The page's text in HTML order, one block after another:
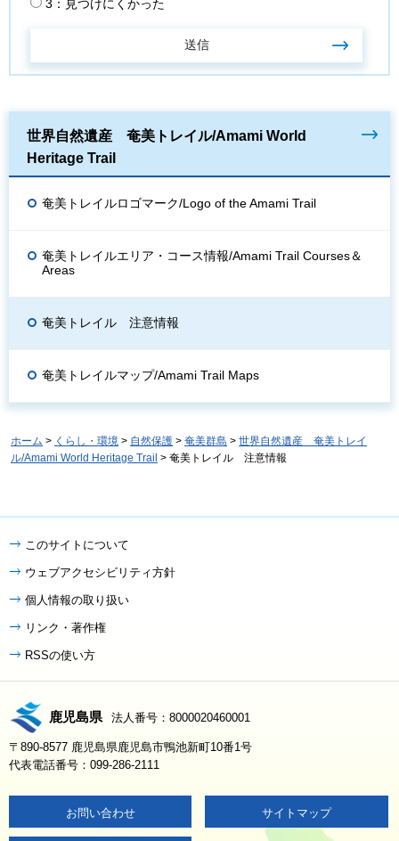
3：見つけにくかった
世界自然遺産 奄美トレイル/Amami World
Heritage Trail
奄美トレイルロゴマーク/Logo of the Amami Trail
奄美トレイルエリア・コース情報/Amami Trail Courses＆
Areas
奄美トレイル 注意情報
奄美トレイルマップ/Amami Trail Maps
ホーム > くらし・環境 > 自然保護 > 奄美群島 > 世界自然遺産 奄美トレイ
ル/Amami World Heritage Trail > 奄美トレイル 注意情報
このサイトについて
ウェブアクセシビリティ方針
個人情報の取り扱い
リンク・著作権
RSSの使い方
鹿児島県 法人番号：8000020460001
〒890-8577 鹿児島県鹿児島市鴨池新町10番1号
代表電話番号：099-286-2111
お問い合わせ サイトマップ